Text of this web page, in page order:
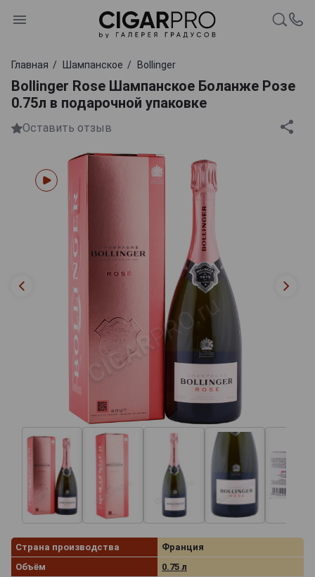
Главная Шампанское Bollinger
Bollinger Rose Шампанское Боланже Розе
0.75л в подарочной упаковке
Оставить отзыв
Страна производства
Франция
Объём
0.75 л